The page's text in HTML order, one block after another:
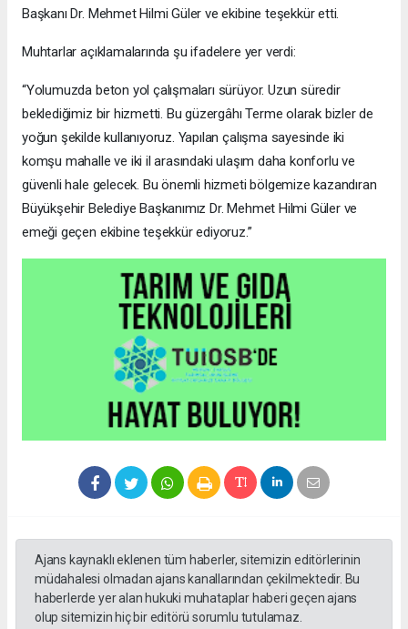
Başkanı Dr. Mehmet Hilmi Güler ve ekibine teşekkür etti.
Muhtarlar açıklamalarında şu ifadelere yer verdi:
“Yolumuzda beton yol çalışmaları sürüyor. Uzun süredir
beklediğimiz bir hizmetti. Bu güzergâhı Terme olarak bizler de
yoğun şekilde kullanıyoruz. Yapılan çalışma sayesinde iki
komşu mahalle ve iki il arasındaki ulaşım daha konforlu ve
güvenli hale gelecek. Bu önemli hizmeti bölgemize kazandıran
Büyükşehir Belediye Başkanımız Dr. Mehmet Hilmi Güler ve
emeği geçen ekibine teşekkür ediyoruz.”
Ajans kaynaklı eklenen tüm haberler, sitemizin editörlerinin
müdahalesi olmadan ajans kanallarından çekilmektedir. Bu
haberlerde yer alan hukuki muhataplar haberi geçen ajans
olup sitemizin hiç bir editörü sorumlu tutulamaz.